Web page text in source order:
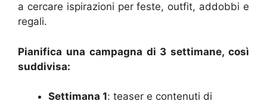
a cercare ispirazioni per feste, outfit, addobbi e
regali.
Pianifica una campagna di 3 settimane, così
suddivisa:
Settimana 1: teaser e contenuti di